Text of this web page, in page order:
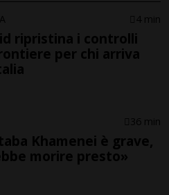
4 min
ripristina i controlli
per chi arriva
36 min
Khamenei è grave,
morire presto»